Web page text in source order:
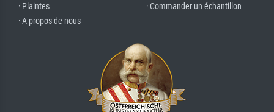
· Plaintes
· A propos de nous
· Commander un échantillon